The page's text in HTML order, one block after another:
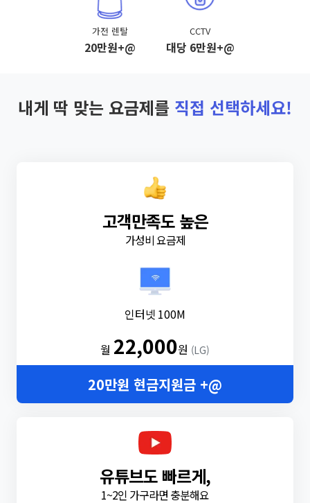
가전 렌탈
20만원+@
CCTV
대당 6만원+@
내게 딱 맞는 요금제를 직접 선택하세요!
고객만족도 높은
가성비 요금제
인터넷 100M
월 22,000원 (LG)
20만원 현금지원금 +@
유튜브도 빠르게,
1~2인 가구라면 충분해요